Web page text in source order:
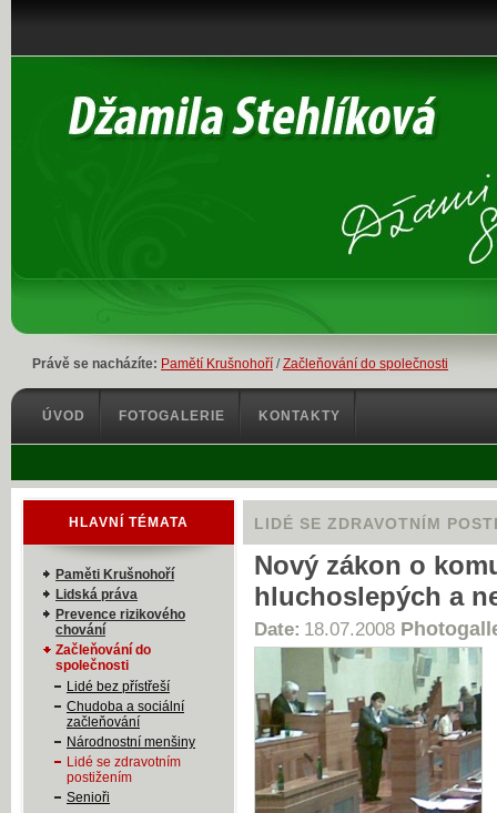
Právě se nacházíte: Pamětí Krušnohoří /Začleňování do společnosti
LIDÉ SE ZDRAVOTNÍM
Nový zákon o
hluchoslepých a
Date: 18.07.2008
HLAVNÍ TÉMATA
Paměti Krušnohoří
Lidská práva
Prevence rizikového
chování
Začleňování do
společnosti
Lidé bez přístřeší
Chudoba a sociální
začleňování
Národnostní menšiny
Lidé se zdravotním
postižením
Senioři
ÚVOD FOTOGALERIE KONTAKTY